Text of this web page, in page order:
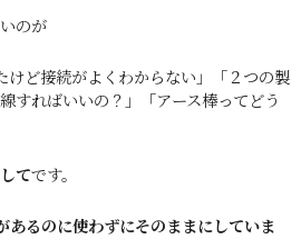
のが
けど接続がよくわからない」「２つの製
すればいいの？」「アース棒ってどう
てです。
るのに使わずにそのままにしていま